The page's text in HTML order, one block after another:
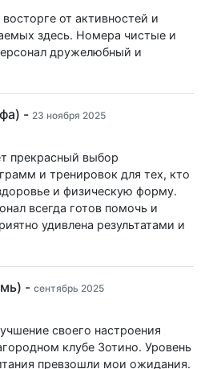
от активностей и
здесь. Номера чистые и
дружелюбный и
- 23 ноября 2025
прекрасный выбор
и тренировок для тех, кто
и физическую форму.
всегда готов помочь и
удивлена результатами и
- сентябрь 2025
своего настроения
клубе Зотино. Уровень
превзошли мои ожидания.